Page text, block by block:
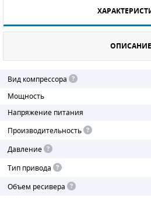
ОПИСАНИЕ
Вид компрессора
Мощность
Напряжение питания
Производительность
Давление
Тип привода
Объем ресивера
ПОРШНЕВЫЕ БЛОКИ
ДЕТАЛИ СПИРАЛЬНЫХ КОМПРЕССОРОВ
ДЕТАЛИ НАСОСНОЙ ЧАСТИ